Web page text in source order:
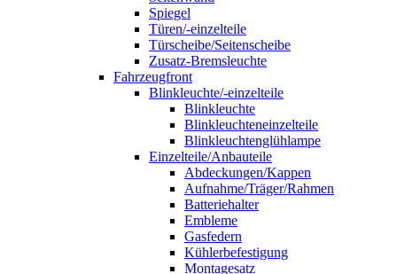
Spiegel
Türen/-einzelteile
Türscheibe/Seitenscheibe
Zusatz-Bremsleuchte
Fahrzeugfront
Blinkleuchte/-einzelteile
Blinkleuchte
Blinkleuchteneinzelteile
Blinkleuchtenglühlampe
Einzelteile/Anbauteile
Abdeckungen/Kappen
Aufnahme/Träger/Rahmen
Batteriehalter
Embleme
Gasfedern
Kühlerbefestigung
Montagesatz